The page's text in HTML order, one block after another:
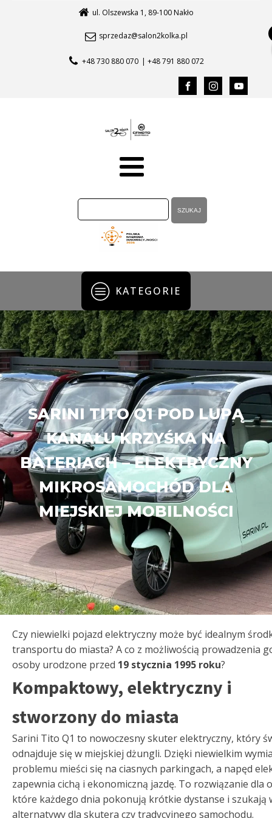
ul. Olszewska 1, 89-100 Nakło
sprzedaz@salon2kolka.pl
+48 730 880 070 | +48 791 880 072
KATEGORIE
SARINI TITO Q1 POD LUPĄ
KANAŁU KRZYŚKA NA
BATERIACH – ELEKTRYCZNY
MIKROSAMOCHÓD DLA
MIEJSKIEJ MOBILNOŚCI
Czy niewielki pojazd elektryczny może być idealnym
transportu do miasta? A co z możliwością prowadzenia
osoby urodzone przed 19 stycznia 1995 roku?
Kompaktowy, elektryczny i
stworzony do miasta
Sarini Tito Q1 to nowoczesny skuter elektryczny, który
odnajduje się w miejskiej dżungli. Dzięki niewielkim
problemu mieści się na ciasnych parkingach, a napęd
zapewnia cichą i ekonomiczną jazdę. To rozwiązanie dla
które każdego dnia pokonują krótkie dystanse i szukają
alternatywy dla skutera czy tradycyjnego samochodu.